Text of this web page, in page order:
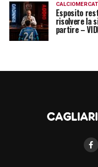
Esposito
risolvere la
partire –